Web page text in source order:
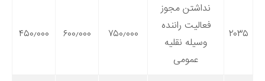
۲۰۳۵
نداشتن مجوز
فعالیت راننده
وسیله نقلیه
عمومی
۷۵۰٫۰۰۰ ۶۰۰٫۰۰۰ ۴۵۰٫۰۰۰